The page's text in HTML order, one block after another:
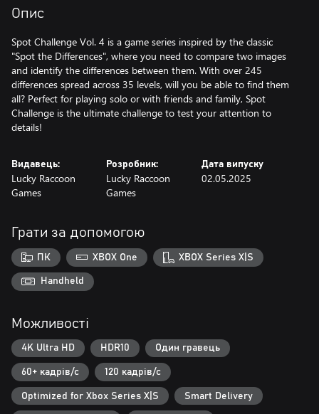
Опис
Spot Challenge Vol. 4 is a game series inspired by the classic
"Spot the Differences", where you need to compare two images
and identify the differences between them. With over 245
differences spread across 35 levels, will you be able to find them
all? Perfect for playing solo or with friends and family, Spot
Challenge is the ultimate challenge to test your attention to
details!
Видавець:
Lucky Raccoon
Games
Розробник:
Lucky Raccoon
Games
Дата випуску
02.05.2025
Грати за допомогою
ПК XBOX One XBOX Series X|S
Handheld
Можливості
4K Ultra HD HDR10 Один гравець
60+ кадрів/с 120 кадрів/с
Optimized for Xbox Series X|S Smart Delivery